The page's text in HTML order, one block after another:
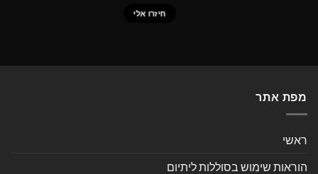
מפת אתר
ראשי
הוראות שימוש בסוללות ליתיום